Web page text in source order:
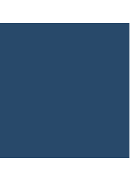
SPDS PARA